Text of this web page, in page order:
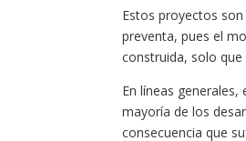
Estos proyectos
preventa, pues el
construida, solo
En líneas
mayoría de los
consecuencia que